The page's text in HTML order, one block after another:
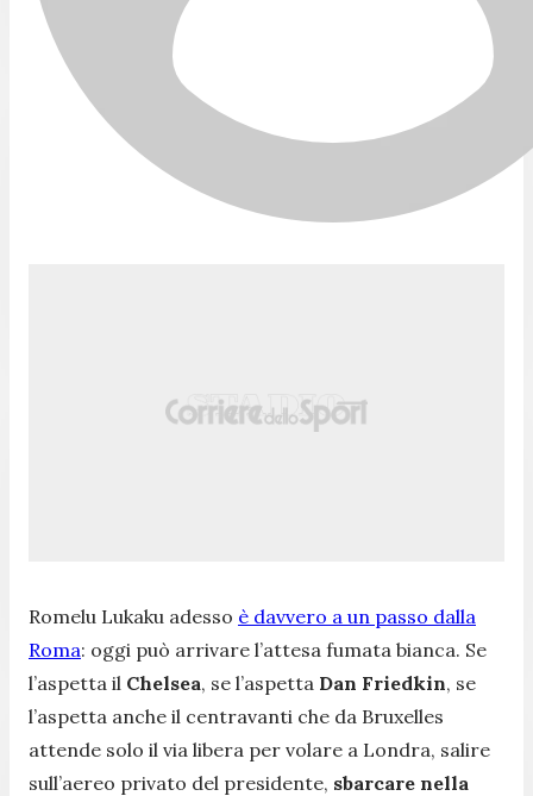
Romelu Lukaku adesso è davvero a un passo dalla
Roma: oggi può arrivare l’attesa fumata bianca. Se
l’aspetta il Chelsea, se l’aspetta Dan Friedkin, se
l’aspetta anche il centravanti che da Bruxelles
attende solo il via libera per volare a Londra, salire
sull’aereo privato del presidente, sbarcare nella